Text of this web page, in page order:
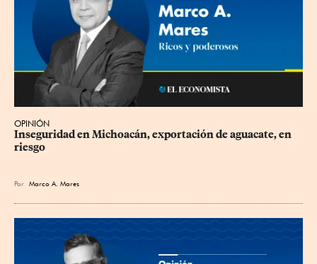
OPINIÓN
Inseguridad en Michoacán, exportación de aguacate, en
riesgo
Por Marco A. Mares